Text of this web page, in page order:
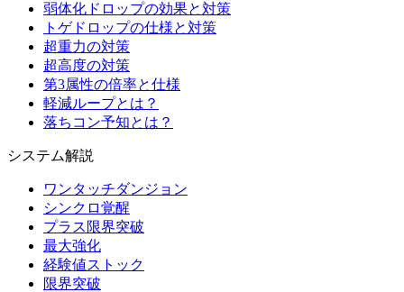
弱体化ドロップの効果と対策
トゲドロップの仕様と対策
超重力の対策
超高度の対策
第3属性の倍率と仕様
軽減ループとは？
落ちコン予知とは？
システム解説
ワンタッチダンジョン
シンクロ覚醒
プラス限界突破
最大強化
経験値ストック
限界突破